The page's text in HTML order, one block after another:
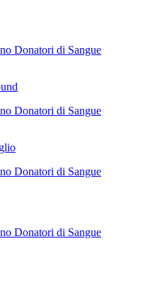
Donatori di Sangue
Donatori di Sangue
Donatori di Sangue
Donatori di Sangue